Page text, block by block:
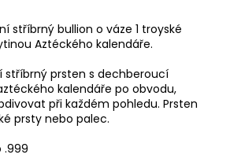
stříbrný bullion o váze 1 troyské
Aztéckého kalendáře.
stříbrný prsten s dechberoucí
kalendáře po obvodu,
při každém pohledu. Prsten
prsty nebo palec.
.999